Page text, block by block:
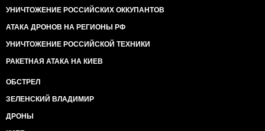
УНИЧТОЖЕНИЕ РОССИЙСКИХ ОККУПАНТОВ
АТАКА ДРОНОВ НА РЕГИОНЫ РФ
УНИЧТОЖЕНИЕ РОССИЙСКОЙ ТЕХНИКИ
РАКЕТНАЯ АТАКА НА КИЕВ
ОБСТРЕЛ
ЗЕЛЕНСКИЙ ВЛАДИМИР
ДРОНЫ